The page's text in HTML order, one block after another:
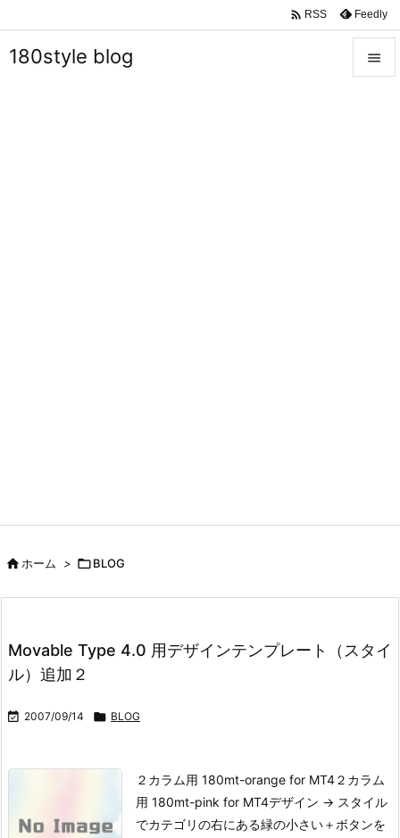
180style blog 
 RSS Feedly
ホーム > BLOG
Movable Type 4.0 用デザインテンプレート（スタイ
ル）追加２
 2007/09/14  BLOG
２カラム用 180mt-orange for MT4２カラム
用 180mt-pink for MT4デザイン → スタイル
でカテゴリの右にある緑の小さい＋ボタンを